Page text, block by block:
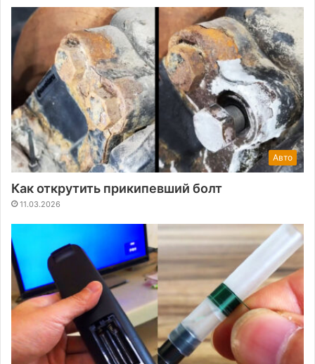
Авто
Как открутить прикипевший болт
11.03.2026